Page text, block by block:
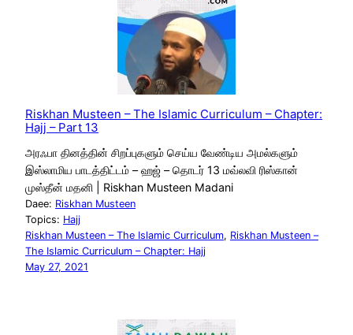
Riskhan Musteen – The Islamic Curriculum – Chapter:
Hajj – Part 13
அரஃபா தினத்தின் சிறப்புகளும் செய்ய வேண்டிய அமல்களும்
இஸ்லாமிய பாடத்திட்டம் – ஹஜ் – தொடர் 13 மவ்லவி ரிஸ்கான்
முஸ்தீன் மதனி | Riskhan Musteen Madani
Daee: Riskhan Musteen
Topics: Hajj
Riskhan Musteen – The Islamic Curriculum, Riskhan Musteen –
The Islamic Curriculum – Chapter: Hajj
May 27, 2021